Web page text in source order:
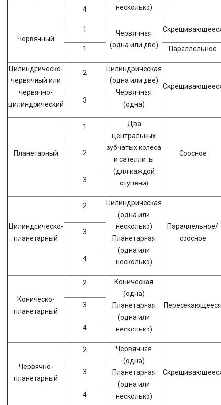
несколько)
4
Червячный
1
Червячная
(одна или две)
1 Параллельное
Цилиндрическо-
червячный или
червячно-
цилиндрический
2
Цилиндрическая
(одна или две)
Червячная
(одна)
3
Планетарный
1
Два
центральных
зубчатых колеса
и сателлиты
(для каждой
ступени)
Соосное
2
3
Цилиндрическо-
планетарный
2
Цилиндрическая
(одна или
несколько)
Планетарная
(одна или
несколько)
Параллельное/
соосное
3
4
Коническо-
планетарный
2
Коническая
(одна)
Планетарная
(одна или
несколько)
Пересекающееся
3
4
Червячно-
планетарный
2
Червячная
(одна)
Планетарная
(одна или
несколько)
3
4